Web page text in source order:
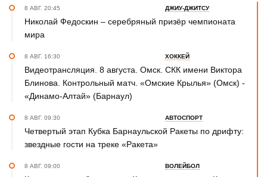
8 АВГ. 20:45 ДЖИУ-ДЖИТСУ
Николай Федоскин – серебряный призёр чемпионата
мира
8 АВГ. 16:30 ХОККЕЙ
Видеотрансляция. 8 августа. Омск. СКК имени Виктора
Блинова. Контрольный матч. «Омские Крылья» (Омск) -
«Динамо-Алтай» (Барнаул)
8 АВГ. 09:30 АВТОСПОРТ
Четвертый этап Кубка Барнаульской Ракеты по дрифту:
звездные гости на треке «Ракета»
8 АВГ. 09:00 ВОЛЕЙБОЛ